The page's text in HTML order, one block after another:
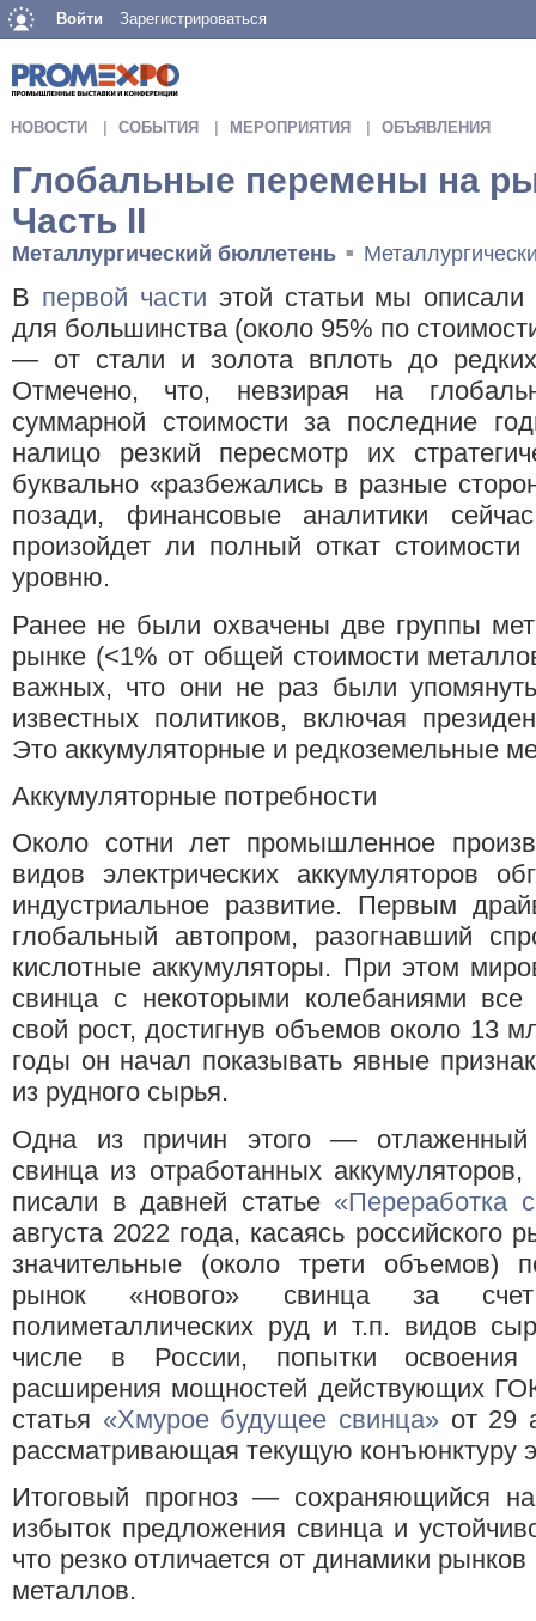
Войти Зарегистрироваться
НОВОСТИ СОБЫТИЯ МЕРОПРИЯТИЯ ОБЪЯВЛЕНИЯ
Глобальные перемены на
Часть II
Металлургический бюллетень ■
В первой части этой статьи мы
для большинства (около 95% по
— от стали и золота вплоть до
Отмечено, что, невзирая на
суммарной стоимости за последние
налицо резкий пересмотр их
буквально «разбежались в разные
позади, финансовые аналитики
произойдет ли полный откат
уровню.
Ранее не были охвачены две группы
рынке (<1% от общей стоимости
важных, что они не раз были
известных политиков, включая
Это аккумуляторные и редкоземельные
Аккумуляторные потребности
Около сотни лет промышленное
видов электрических аккумуляторов
индустриальное развитие. Первым
глобальный автопром, разогнавший
кислотные аккумуляторы. При этом
свинца с некоторыми колебаниями
свой рост, достигнув объемов около 13
годы он начал показывать явные
из рудного сырья.
Одна из причин этого — отлаженный
свинца из отработанных
писали в давней статье «Переработка
августа 2022 года, касаясь российского
значительные (около трети объемов)
рынок «нового» свинца за счет
полиметаллических руд и т.п. видов
числе в России, попытки
расширения мощностей действующих
статья «Хмурое будущее свинца» от 29
рассматривающая текущую конъюнктуру
Итоговый прогноз — сохраняющийся
избыток предложения свинца и
что резко отличается от динамики
металлов.